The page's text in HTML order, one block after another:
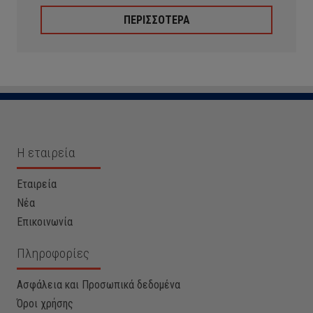
ΠΕΡΙΣΣΟΤΕΡΑ
Η εταιρεία
Εταιρεία
Νέα
Επικοινωνία
Πληροφορίες
Ασφάλεια και Προσωπικά δεδομένα
Όροι χρήσης